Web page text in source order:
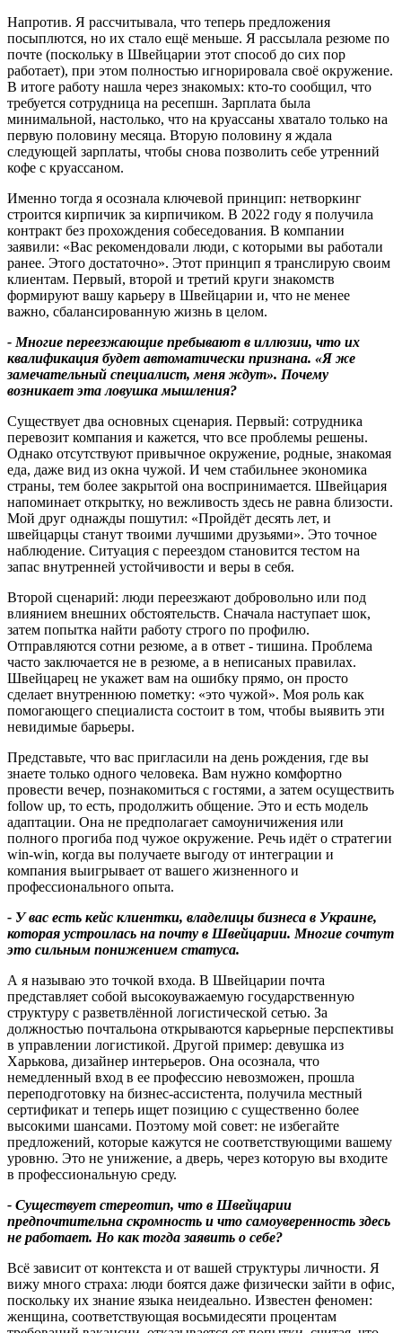
Напротив. Я рассчитывала, что теперь предложения
посыплются, но их стало ещё меньше. Я рассылала резюме по
почте (поскольку в Швейцарии этот способ до сих пор
работает), при этом полностью игнорировала своё окружение.
В итоге работу нашла через знакомых: кто-то сообщил, что
требуется сотрудница на ресепшн. Зарплата была
минимальной, настолько, что на круассаны хватало только на
первую половину месяца. Вторую половину я ждала
следующей зарплаты, чтобы снова позволить себе утренний
кофе с круассаном.
Именно тогда я осознала ключевой принцип: нетворкинг
строится кирпичик за кирпичиком. В 2022 году я получила
контракт без прохождения собеседования. В компании
заявили: «Вас рекомендовали люди, с которыми вы работали
ранее. Этого достаточно». Этот принцип я транслирую своим
клиентам. Первый, второй и третий круги знакомств
формируют вашу карьеру в Швейцарии и, что не менее
важно, сбалансированную жизнь в целом.
- Многие переезжающие пребывают в иллюзии, что их
квалификация будет автоматически признана. «Я же
замечательный специалист,меня ждут». Почему
возникает эта ловушка мышления?
Существует два основных сценария. Первый: сотрудника
перевозит компания и кажется, что все проблемы решены.
Однако отсутствуют привычное окружение, родные, знакомая
еда, даже вид из окна чужой. И чем стабильнее экономика
страны, тем более закрытой она воспринимается. Швейцария
напоминает открытку, но вежливость здесь не равна близости.
Мой друг однажды пошутил: «Пройдёт десять лет, и
швейцарцы станут твоими лучшими друзьями». Это точное
наблюдение. Ситуация с переездом становится тестом на
запас внутренней устойчивости и веры в себя.
Второй сценарий: люди переезжают добровольно или под
влиянием внешних обстоятельств. Сначала наступает шок,
затем попытка найти работу строго по профилю.
Отправляются сотни резюме, а в ответ - тишина. Проблема
часто заключается не в резюме, а в неписаных правилах.
Швейцарец не укажет вам на ошибку прямо, он просто
сделает внутреннюю пометку: «это чужой». Моя роль как
помогающего специалиста состоит в том, чтобы выявить эти
невидимые барьеры.
Представьте, что вас пригласили на день рождения, где вы
знаете только одного человека. Вам нужно комфортно
провести вечер, познакомиться с гостями, а затем осуществить
follow up, то есть, продолжить общение. Это и есть модель
адаптации. Она не предполагает самоуничижения или
полного прогиба под чужое окружение. Речь идёт о стратегии
win-win, когда вы получаете выгоду от интеграции и
компания выигрывает от вашего жизненного и
профессионального опыта.
- У вас есть кейс клиентки, владелицы бизнеса в Украине,
которая устроилась на почту в Швейцарии. Многие сочтут
это сильным понижением статуса.
А я называю это точкой входа. В Швейцарии почта
представляет собой высокоуважаемую государственную
структуру с разветвлённой логистической сетью. За
должностью почтальона открываются карьерные перспективы
в управлении логистикой. Другой пример: девушка из
Харькова, дизайнер интерьеров. Она осознала, что
немедленный вход в ее профессию невозможен, прошла
переподготовку на бизнес-ассистента, получила местный
сертификат и теперь ищет позицию с существенно более
высокими шансами. Поэтому мой совет: не избегайте
предложений, которые кажутся не соответствующими вашему
уровню. Это не унижение, а дверь, через которую вы входите
в профессиональную среду.
- Существует стереотип, что в Швейцарии
предпочтительна скромность и что самоуверенность здесь
не работает. Но как тогда заявить о себе?
Всё зависит от контекста и от вашей структуры личности. Я
вижу много страха: люди боятся даже физически зайти в офис,
поскольку их знание языка неидеально. Известен феномен:
женщина, соответствующая восьмидесяти процентам